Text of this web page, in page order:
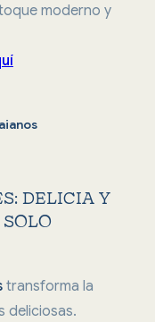
moderno y
DELICIA Y
transforma la
deliciosas.